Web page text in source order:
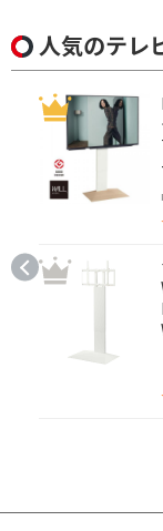
人気のテレ